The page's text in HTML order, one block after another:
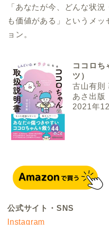
「あなたが今、どんな状
も価値がある」というメ
ョン。
ココロち
ツ）
古山有則
あさ出版
2021年
公式サイト・SNS
Instagram